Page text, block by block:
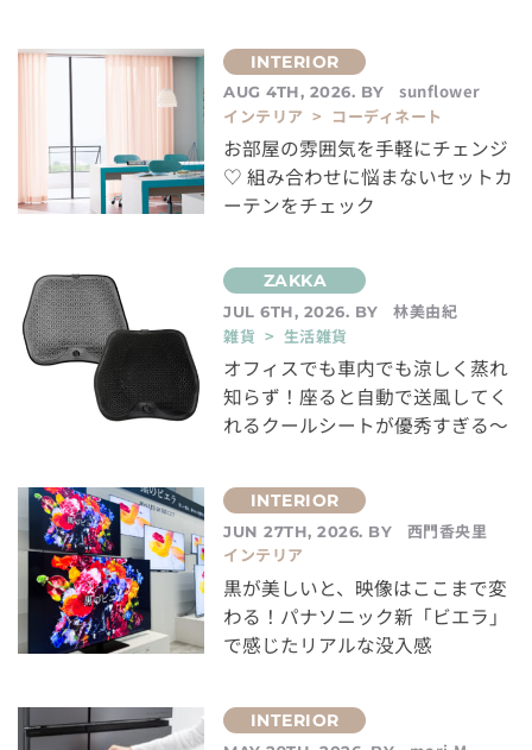
AUG 4TH, 2026. BY
sunflower
インテリア > コーディネート
お部屋の雰囲気を手軽にチェンジ
♡ 組み合わせに悩まないセットカ
ーテンをチェック
JUL 6TH, 2026. BY
林美由紀
雑貨 > 生活雑貨
オフィスでも車内でも涼しく蒸れ
知らず！座ると自動で送風してく
れるクールシートが優秀すぎる～
JUN 27TH, 2026. BY
西門香央里
インテリア
黒が美しいと、映像はここまで変
わる！パナソニック新「ビエラ」
で感じたリアルな没入感